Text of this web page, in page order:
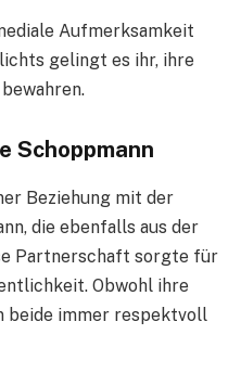
Aufmerksamkeit
gelingt es ihr, ihre
Schoppmann
Beziehung mit der
die ebenfalls aus der
Partnerschaft sorgte für
Obwohl ihre
beide immer respektvoll